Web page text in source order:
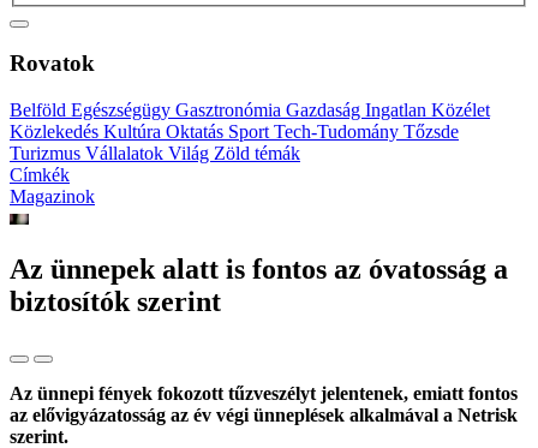
Rovatok
Belföld Egészségügy Gasztronómia Gazdaság Ingatlan Közélet
Közlekedés Kultúra Oktatás Sport Tech-Tudomány Tőzsde
Turizmus Vállalatok Világ Zöld témák
Címkék
Magazinok
Az ünnepek alatt is fontos az óvatosság a
biztosítók szerint
Az ünnepi fények fokozott tűzveszélyt jelentenek, emiatt fontos
az elővigyázatosság az év végi ünneplések alkalmával a Netrisk
szerint.